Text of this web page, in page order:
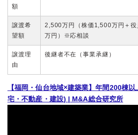
額
譲渡希
望額
2,500万円（株価1,500万円＋
万円）※応相談
譲渡理
由
後継者不在（事業承継）
【福岡・仙台地域×建築業】年間200棟
宅・不動産・建設) | M&A総合研究所